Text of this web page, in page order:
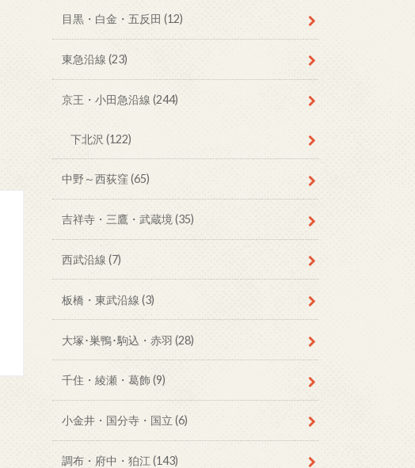
目黒・白金・五反田 (12)
東急沿線 (23)
京王・小田急沿線 (244)
下北沢(122)
中野～西荻窪 (65)
吉祥寺・三鷹・武蔵境 (35)
西武沿線 (7)
板橋・東武沿線 (3)
大塚･巣鴨･駒込・赤羽 (28)
千住・綾瀬・葛飾(9)
小金井・国分寺・国立 (6)
調布・府中・狛江 (143)